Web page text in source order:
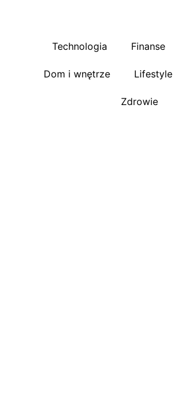
Technologia Finanse
Dom i wnętrze Lifestyle
Zdrowie